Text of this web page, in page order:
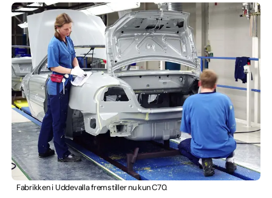
Fabrikken i Uddevalla fremstiller nu kun C70.